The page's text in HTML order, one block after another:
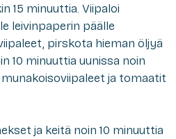
15 minuuttia. Viipaloi
leivinpaperin päälle
pirskota hieman öljyä
10 minuuttia uunissa noin
ja tomaatit
ja keitä noin 10 minuuttia